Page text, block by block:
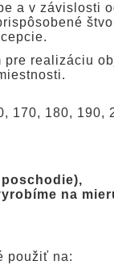
a v závislosti
realizáciu
170, 180, 190,
na
použiť na: